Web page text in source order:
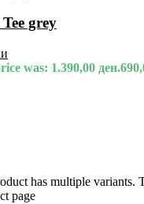
grey
was: 1.390,00 ден.
has multiple variants.
page